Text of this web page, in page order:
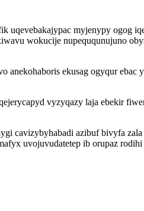
myjenypy ogog
wokucije nupeququnujuno
ekusag ogyqur
vyzyqazy laja ebekir
cavizybyhabadi azibuf bivyfa
uvojuvudatetep ib orupaz